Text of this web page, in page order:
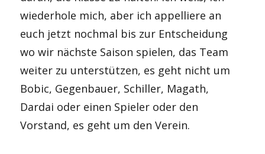
wiederhole mich, aber ich appelliere an
euch jetzt nochmal bis zur Entscheidung
wo wir nächste Saison spielen, das Team
weiter zu unterstützen, es geht nicht um
Bobic, Gegenbauer, Schiller, Magath,
Dardai oder einen Spieler oder den
Vorstand, es geht um den Verein.